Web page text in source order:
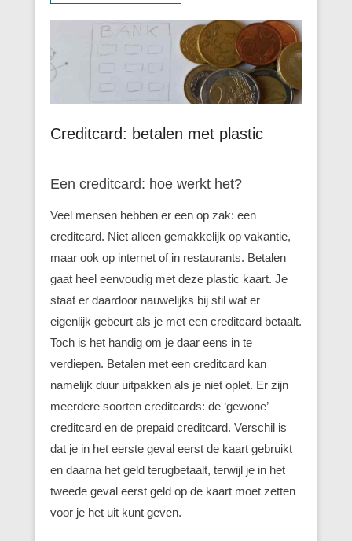
Creditcard: betalen met plastic
Een creditcard: hoe werkt het?
Veel mensen hebben er een op zak: een
creditcard. Niet alleen gemakkelijk op vakantie,
maar ook op internet of in restaurants. Betalen
gaat heel eenvoudig met deze plastic kaart. Je
staat er daardoor nauwelijks bij stil wat er
eigenlijk gebeurt als je met een creditcard betaalt.
Toch is het handig om je daar eens in te
verdiepen. Betalen met een creditcard kan
namelijk duur uitpakken als je niet oplet. Er zijn
meerdere soorten creditcards: de ‘gewone’
creditcard en de prepaid creditcard. Verschil is
dat je in het eerste geval eerst de kaart gebruikt
en daarna het geld terugbetaalt, terwijl je in het
tweede geval eerst geld op de kaart moet zetten
voor je het uit kunt geven.